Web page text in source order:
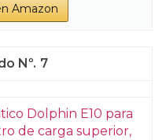
Amazon
7
Dolphin E10 para
de carga superior,